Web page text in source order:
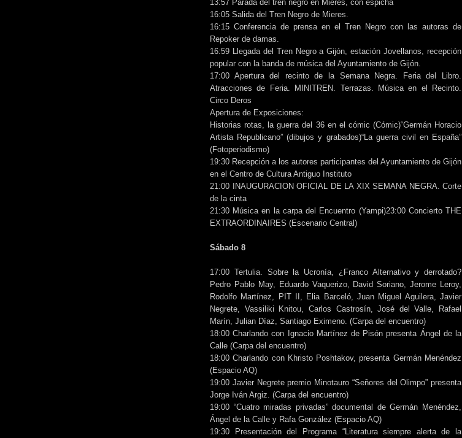
13:57 Parada del tren negro en Mieres, con espicha
16:05 Salida del Tren Negro de Mieres.
16:15 Conferencia de prensa en el Tren Negro con las autoras de
Repoker de damas.
16:59 Llegada del Tren Negro a Gijón, estación Jovellanos, recepción
popular con la banda de música del Ayuntamiento de Gijón.
17:00 Apertura del recinto de la Semana Negra. Feria del Libro.
Atracciones de Feria. MINITREN. Terrazas. Música en el Recinto.
Circo Deros
Apertura de Exposiciones:
Historias rotas, la guerra del 36 en el cómic (Cómic)“Germán Horacio
Artista Republicano” (dibujos y grabados)“La guerra civil en España”
(Fotoperiodismo)
19:30 Recepción a los autores participantes del Ayuntamiento de Gijón
en el Centro de Cultura Antiguo Instituto
21:00 INAUGURACION OFICIAL DE LA XIX SEMANA NEGRA. Corte
de la cinta
21:30 Música en la carpa del Encuentro (Yampi)23:00 Concierto THE
EXTRAORDINAIRES (Escenario Central)
Sábado 8
17:00 Tertulia. Sobre la Ucronía, ¿Franco Alternativo y derrotado?
Pedro Pablo May, Eduardo Vaquerizo, David Soriano, Jerome Leroy,
Rodolfo Martínez, PIT II, Elia Barceló, Juan Miguel Aguilera, Javier
Negrete, Vassiliki Knitou, Carlos Castrosín, José del Valle, Rafael
Marín, Julian Díaz, Santiago Eximeno. (Carpa del encuentro)
18:00 Charlando con Ignacio Martínez de Pisón presenta Ángel de la
Calle (Carpa del encuentro)
18:00 Charlando con Khristo Poshtakov, presenta Germán Menéndez
(Espacio AQ)
19:00 Javier Negrete premio Minotauro “Señores del Olimpo” presenta
Jorge Iván Argiz. (Carpa del encuentro)
19:00 “Cuatro miradas privadas” documental de Germán Menéndez,
Ángel de la Calle y Rafa González (Espacio AQ)
19:30 Presentación del Programa “Literatura siempre alerta de la